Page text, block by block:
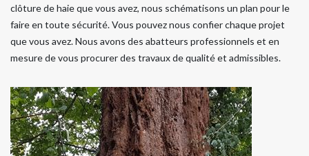
clôture de haie que vous avez, nous schématisons un plan pour le
faire en toute sécurité. Vous pouvez nous confier chaque projet
que vous avez. Nous avons des abatteurs professionnels et en
mesure de vous procurer des travaux de qualité et admissibles.